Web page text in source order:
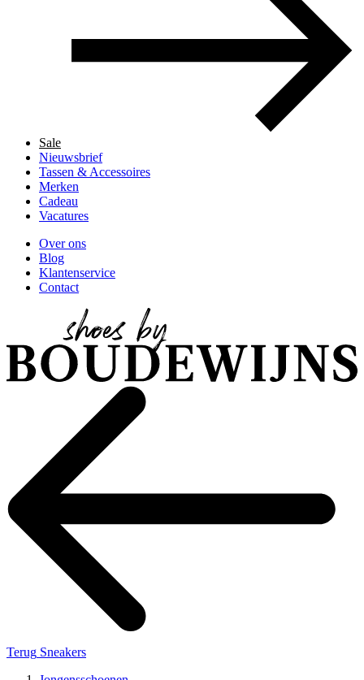
Sale
Nieuwsbrief
Tassen & Accessoires
Merken
Cadeau
Vacatures
Over ons
Blog
Klantenservice
Contact
Terug Sneakers